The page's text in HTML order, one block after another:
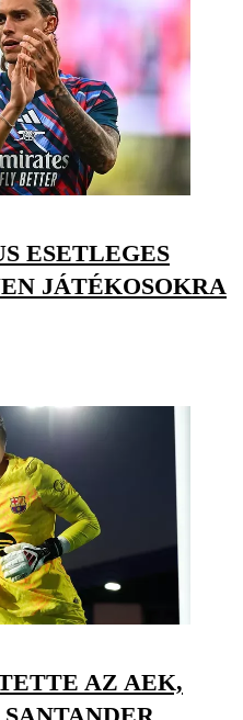
ESETLEGES
JÁTÉKOSOKRA
AZ AEK,